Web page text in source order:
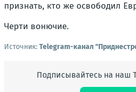
признать, кто же освободил
Черти вонючие.
Источник: Telegram-канал
Подписывайтесь на наш